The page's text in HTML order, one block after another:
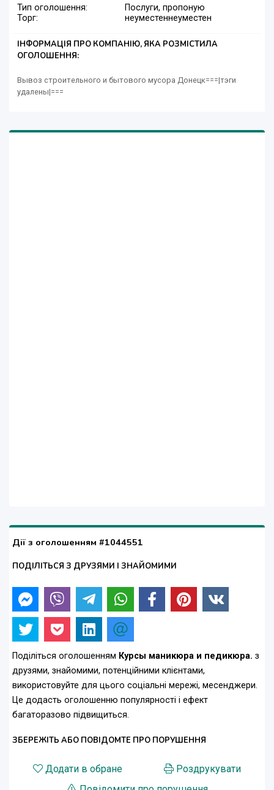
Тип оголошення:
Послуги, пропоную
Торг:
неуместеннеуместен
ІНФОРМАЦІЯ ПРО КОМПАНІЮ, ЯКА РОЗМІСТИЛА
ОГОЛОШЕННЯ:
Вывоз строительного и бытового мусора Донецк===|тэги
удалены|===
Дії з оголошенням #1044551
ПОДІЛІТЬСЯ З ДРУЗЯМИ І ЗНАЙОМИМИ
Поділіться оголошенням Курсы маникюра и педикюра. з
друзями, знайомими, потенційними клієнтами,
використовуйте для цього соціальні мережі, месенджери.
Це додасть оголошенню популярності і ефект
багаторазово підвищиться.
ЗБЕРЕЖІТЬ АБО ПОВІДОМТЕ ПРО ПОРУШЕННЯ
Додати в обране
Роздрукувати